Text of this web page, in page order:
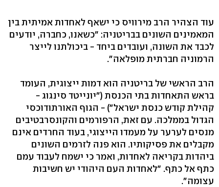
עוד הצהיר הרב מירוויס כי ישאף לאחדות אמיתית בין
המאמינים השונים בבריטניה: "כשאנו, כחברה, יודעים
לכבד את השונה, ועובדים ביחד - ביכולתנו לייצר
הרמוניה חברתית מופלאה".
הרב הראשי של בריטניה הוא דמות ייצוגית, העומד
בראש התאחדות בתי הכנסת ("יונייטד סינגוג -
קהילת קודש כנסת ישראל") - הגוף האורתודוכסי
הגדול בממלכה. עם זאת, הרפורמים והקונסרבטיבים
מנסים לערער על מעמדו הייצוגי, בעוד החרדים אינם
מקבלים את פסיקותיו. הוא פנה לזרמים השונים
ביהדות בקריאה לאחדות, ואמר כי ישמח לעבוד עמם
כתף אל כתף. "לאחדות העם היהודי יש חשיבות
עצומה".